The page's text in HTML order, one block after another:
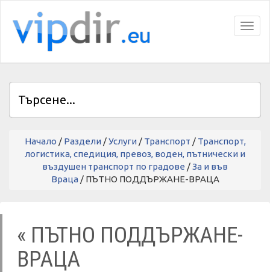
Начало / Раздели/Услуги/ Транспорт / Транспорт,
логистика, спедиция, превоз, воден, пътнически и
въздушен транспорт по градове /За и във
Враца/ ПЪТНО ПОДДЪРЖАНЕ-ВРАЦА
« ПЪТНО ПОДДЪРЖАНЕ-
ВРАЦА